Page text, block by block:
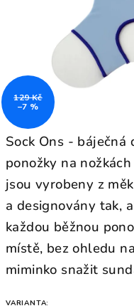
Sock Ons -
ponožky na
jsou vyrobeny z
a designovány tak,
každou běžnou
místě, bez ohledu
miminko snažit
VARIANTA:
129 Kč
–7 %